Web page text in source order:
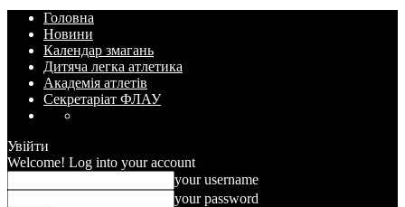
Головна
Новини
Календар змагань
Дитяча легка атлетика
Академія атлетів
Секретаріат ФЛАУ
Увійти
Welcome! Log into your account
your username
your password